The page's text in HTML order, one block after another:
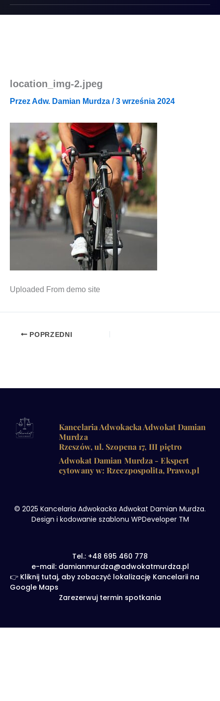
location_img‑2.jpeg
PrzezAdw. Damian Murdza /3 września 2024
Uplo­aded From demo site
POPRZEDNI
Kancelaria Adwokacka Adwokat Damian
Murdza
Rzeszów, ul. Szopena 17, III piętro
Adwokat Damian Murdza - Ekspert
cytowany w: Rzeczpospolita, Prawo.pl
© 2025 Kancelaria Adwokacka Adwokat Damian Murdza.
Design i kodowanie szablonu WPDeveloper TM
Tel.: +48 695 460 778
e-mail: damianmurdza@adwokatmurdza.pl
👉 Kliknij tutaj, aby zobaczyć lokalizację Kancelarii na
Google Maps
Zarezerwuj termin spotkania